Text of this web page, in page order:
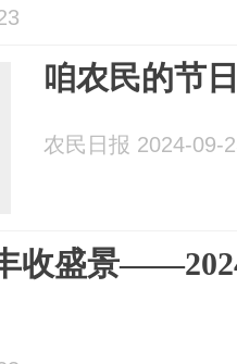
咱农民的节
农民日报 2024-09-
收盛景